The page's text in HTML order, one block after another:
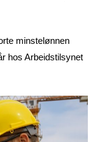
minstelønnen
hos Arbeidstilsynet